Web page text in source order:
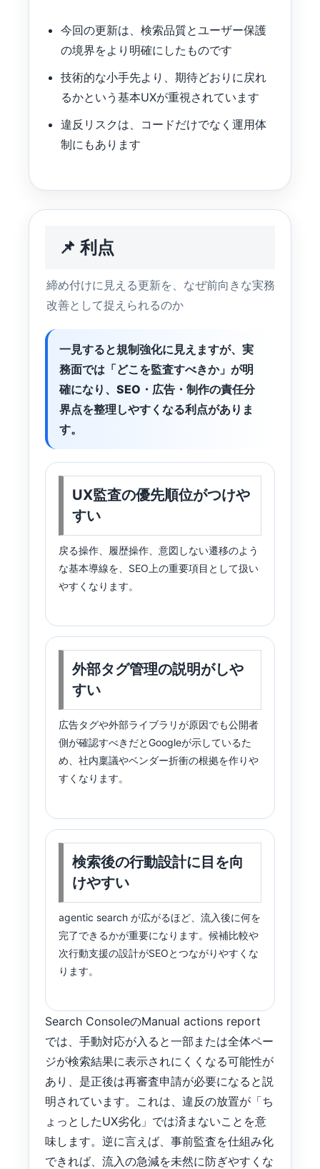
今回の更新は、検索品質とユーザー保護
の境界をより明確にしたものです
技術的な小手先より、期待どおりに戻れ
るかという基本UXが重視されています
違反リスクは、コードだけでなく運用体
制にもあります
📌 利点
締め付けに見える更新を、なぜ前向きな実務
改善として捉えられるのか
一見すると規制強化に見えますが、実
務面では「どこを監査すべきか」が明
確になり、SEO・広告・制作の責任分
界点を整理しやすくなる利点がありま
す。
UX監査の優先順位がつけや
すい
戻る操作、履歴操作、意図しない遷移のよう
な基本導線を、SEO上の重要項目として扱い
やすくなります。
外部タグ管理の説明がしや
すい
広告タグや外部ライブラリが原因でも公開者
側が確認すべきだとGoogleが示しているた
め、社内稟議やベンダー折衝の根拠を作りや
すくなります。
検索後の行動設計に目を向
けやすい
agentic search が広がるほど、流入後に何を
完了できるかが重要になります。候補比較や
次行動支援の設計がSEOとつながりやすくな
ります。
Search ConsoleのManual actions report
では、手動対応が入ると一部または全体ペー
ジが検索結果に表示されにくくなる可能性が
あり、是正後は再審査申請が必要になると説
明されています。これは、違反の放置が「ち
ょっとしたUX劣化」では済まないことを意
味します。逆に言えば、事前監査を仕組み化
できれば、流入の急減を未然に防ぎやすくな